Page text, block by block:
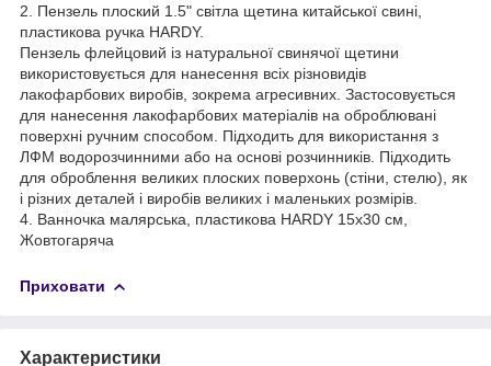
2. Пензель плоский 1.5" світла щетина китайської свині,
пластикова ручка HARDY.
Пензель флейцовий із натуральної свинячої щетини
використовується для нанесення всіх різновидів
лакофарбових виробів, зокрема агресивних. Застосовується
для нанесення лакофарбових матеріалів на оброблювані
поверхні ручним способом. Підходить для використання з
ЛФМ водорозчинними або на основі розчинників. Підходить
для оброблення великих плоских поверхонь (стіни, стелю), як
і різних деталей і виробів великих і маленьких розмірів.
4. Ванночка малярська, пластикова HARDY 15х30 см,
Жовтогаряча
Приховати
Характеристики